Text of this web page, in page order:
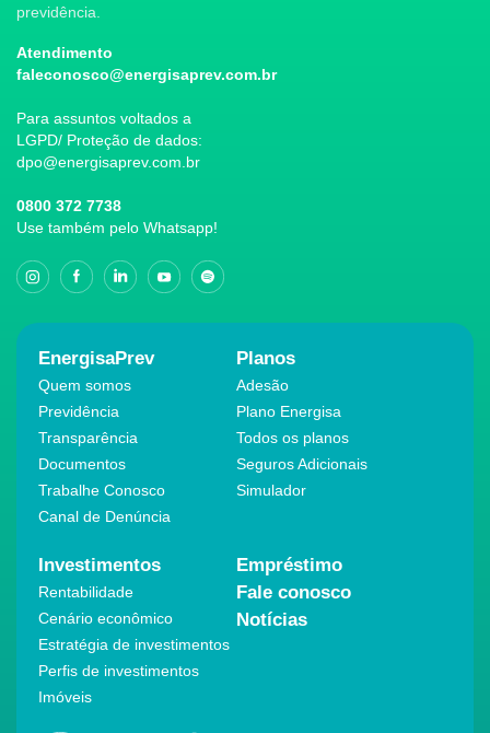
previdência.
Atendimento
faleconosco@energisaprev.com.br
Para assuntos voltados a
LGPD/ Proteção de dados:
dpo@energisaprev.com.br
0800 372 7738
Use também pelo Whatsapp!
EnergisaPrev
Quem somos
Previdência
Transparência
Documentos
Trabalhe Conosco
Canal de Denúncia
Planos
Adesão
Plano Energisa
Todos os planos
Seguros Adicionais
Simulador
Investimentos
Rentabilidade
Cenário econômico
Estratégia de investimentos
Perfis de investimentos
Imóveis
Empréstimo
Fale conosco
Notícias